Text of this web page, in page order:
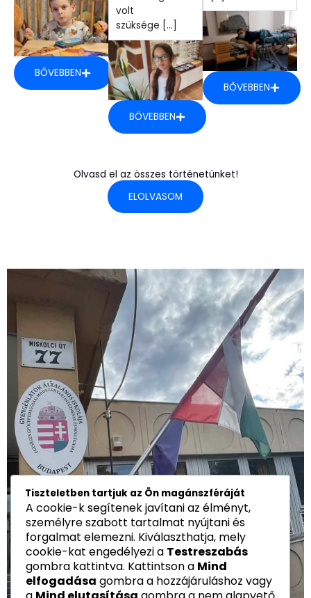
BŐVEBBEN
volt
szüksége [...]
BŐVEBBEN
BŐVEBBEN
Olvasd el az összes történetünket!
ELOLVASOM
Tiszteletben tartjuk az Ön magánszféráját
A cookie-k segítenek javítani az élményt,
személyre szabott tartalmat nyújtani és
forgalmat elemezni. Kiválaszthatja, mely
cookie-kat engedélyezi a Testreszabás
gombra kattintva. Kattintson a Mind
elfogadása gombra a hozzájáruláshoz vagy